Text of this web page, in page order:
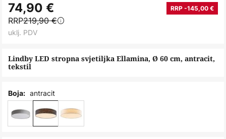
to
the
beginning
the
images
Lindby LED stropna svjetiljka Ellamina, Ø 60 cm, antracit,
tekstil
74,90 € RRP -145,00 €
RRP219,90 €
uklj. PDV
Boja: antracit